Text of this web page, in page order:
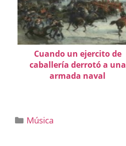
Cuando un ejercito de
caballería derrotó a una
armada naval
Categorías
Música